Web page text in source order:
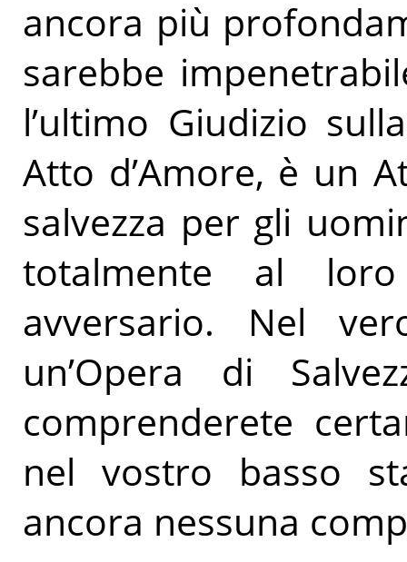
ancora più
sarebbe
l’ultimo Giudizio
Atto d’Amore, è un
salvezza per gli
totalmente al
avversario. Nel
un’Opera di
comprenderete
nel vostro basso
ancora nessuna